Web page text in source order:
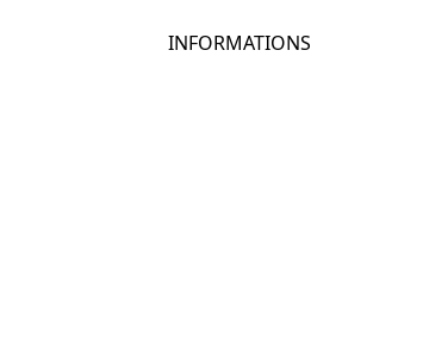
INFORMATIONS